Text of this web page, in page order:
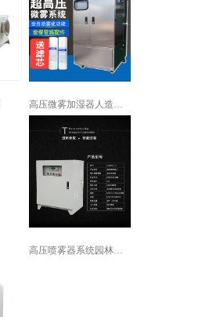
高压微雾加湿器人造雾加湿机景观喷雾降...
高压喷雾器系统园林景观造雾冷雾森降温...